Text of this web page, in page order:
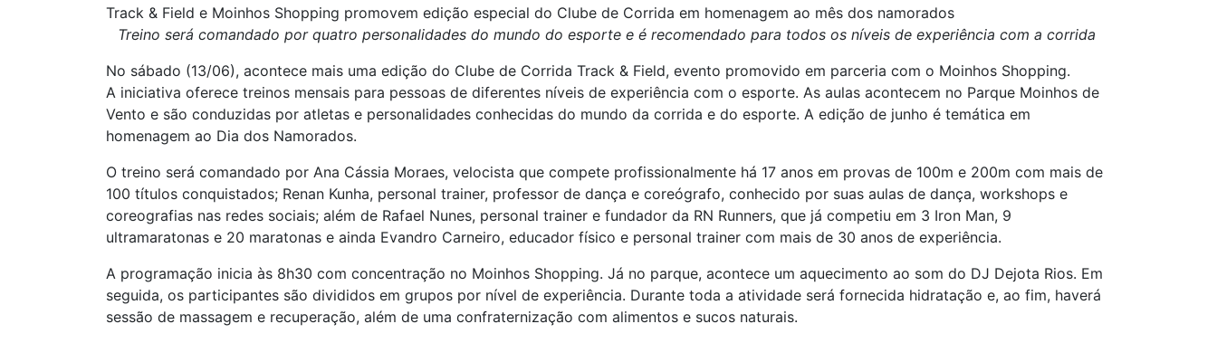
Track & Field e Moinhos Shopping promovem edição especial do Clube de Corrida em homenagem ao mês dos namorados
Treino será comandado por quatro personalidades do mundo do esporte e é recomendado para todos os níveis de experiência com a corrida
No sábado (13/06), acontece mais uma edição do Clube de Corrida Track & Field, evento promovido em parceria com o Moinhos Shopping.
A iniciativa oferece treinos mensais para pessoas de diferentes níveis de experiência com o esporte. As aulas acontecem no Parque Moinhos de
Vento e são conduzidas por atletas e personalidades conhecidas do mundo da corrida e do esporte. A edição de junho é temática em
homenagem ao Dia dos Namorados.
O treino será comandado por Ana Cássia Moraes, velocista que compete profissionalmente há 17 anos em provas de 100m e 200m com mais de
100 títulos conquistados; Renan Kunha, personal trainer, professor de dança e coreógrafo, conhecido por suas aulas de dança, workshops e
coreografias nas redes sociais; além de Rafael Nunes, personal trainer e fundador da RN Runners, que já competiu em 3 Iron Man, 9
ultramaratonas e 20 maratonas e ainda Evandro Carneiro, educador físico e personal trainer com mais de 30 anos de experiência.
A programação inicia às 8h30 com concentração no Moinhos Shopping. Já no parque, acontece um aquecimento ao som do DJ Dejota Rios. Em
seguida, os participantes são divididos em grupos por nível de experiência. Durante toda a atividade será fornecida hidratação e, ao fim, haverá
sessão de massagem e recuperação, além de uma confraternização com alimentos e sucos naturais.